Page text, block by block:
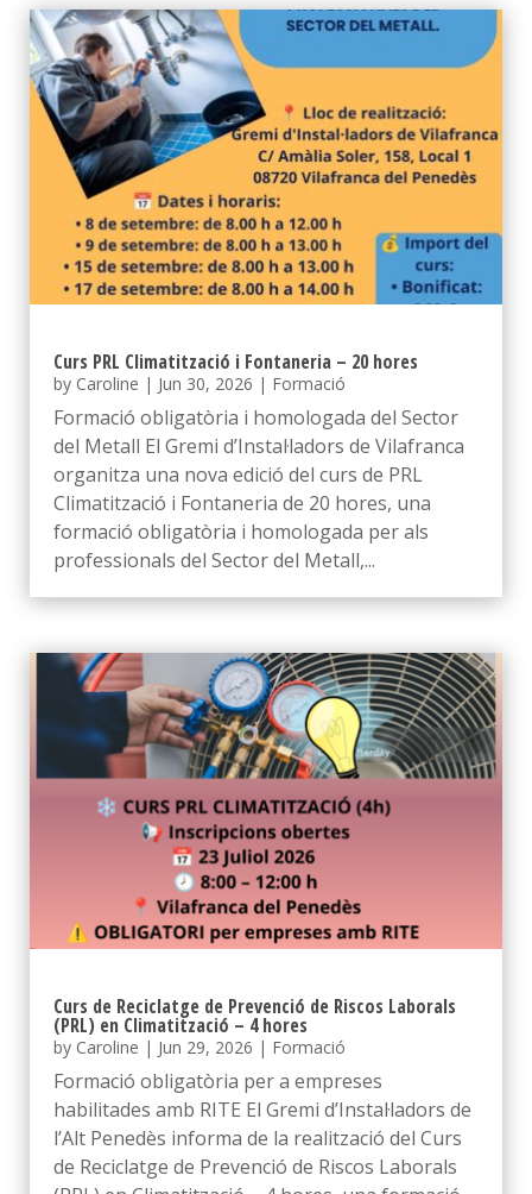
Curs PRL Climatització i Fontaneria – 20 hores
by Caroline | Jun 30, 2026 | Formació
Formació obligatòria i homologada del Sector
del Metall El Gremi d’Instal·ladors de Vilafranca
organitza una nova edició del curs de PRL
Climatització i Fontaneria de 20 hores, una
formació obligatòria i homologada per als
professionals del Sector del Metall,...
Curs de Reciclatge de Prevenció de Riscos Laborals
(PRL) en Climatització – 4 hores
by Caroline | Jun 29, 2026 | Formació
Formació obligatòria per a empreses
habilitades amb RITE El Gremi d’Instal·ladors de
l’Alt Penedès informa de la realització del Curs
de Reciclatge de Prevenció de Riscos Laborals